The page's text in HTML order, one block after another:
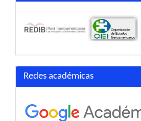
Redes académicas